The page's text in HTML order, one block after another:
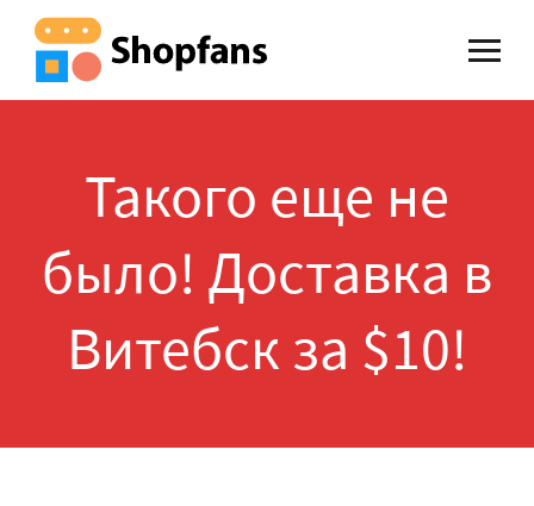
Такого еще не
было! Доставка в
Витебск за $10!